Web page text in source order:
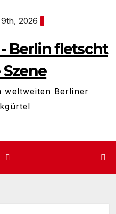
2026
Berlin fletscht
weltweiten Berliner